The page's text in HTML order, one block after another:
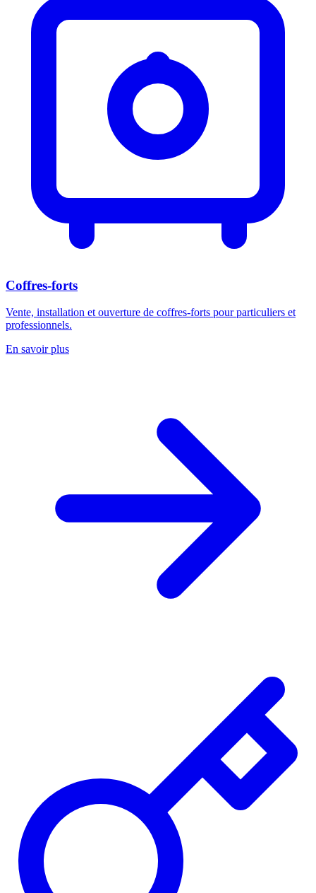
Coffres-forts
Vente, installation et ouverture de coffres-forts pour particuliers et
professionnels.
En savoir plus